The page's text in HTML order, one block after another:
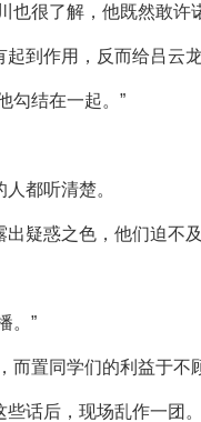
也很了解，他既然敢许
到作用，反而给吕云
勾结在一起。”
都听清楚。
疑惑之色，他们迫不
。”
而置同学们的利益于不
话后，现场乱作一团。